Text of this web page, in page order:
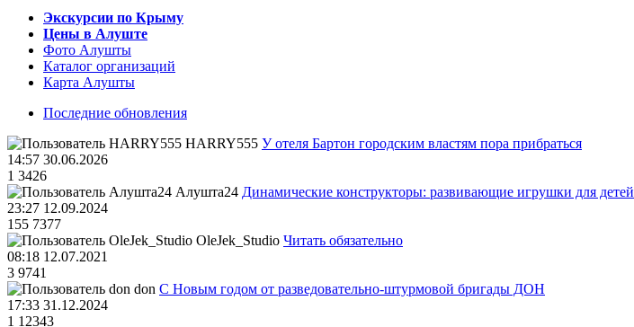
Экскурсии по Крыму
Цены в Алуште
Фото Алушты
Каталог организаций
Карта Алушты
Последние обновления
HARRY555 У отеля Бартон городским властям пора прибраться
14:57 30.06.2026
1 3426
Алушта24 Динамические конструкторы: развивающие игрушки для детей
23:27 12.09.2024
155 7377
OleJek_Studio Читать обязательно
08:18 12.07.2021
3 9741
don С Новым годом от разведовательно-штурмовой бригады ДОН
17:33 31.12.2024
1 12343